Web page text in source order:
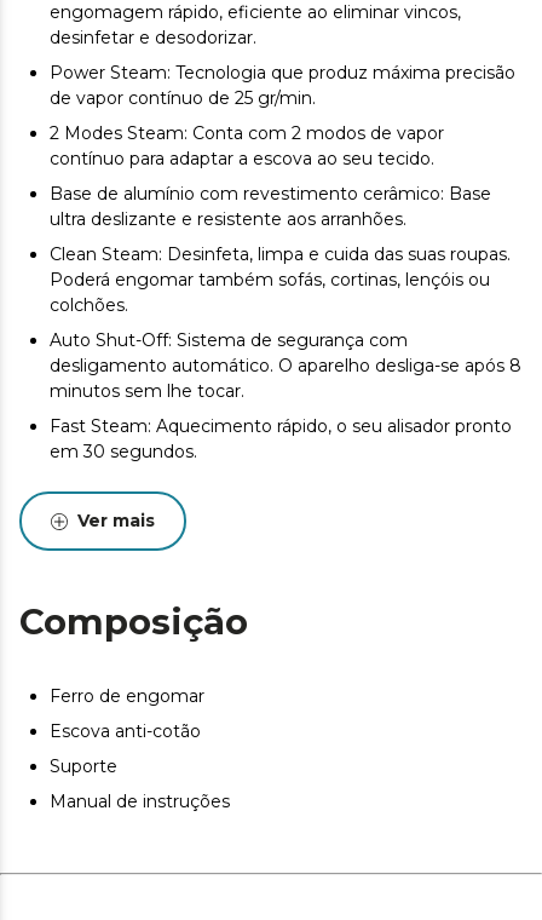
engomagem rápido, eficiente ao eliminar vincos,
desinfetar e desodorizar.
Power Steam: Tecnologia que produz máxima precisão
de vapor contínuo de 25 gr/min.
2 Modes Steam: Conta com 2 modos de vapor
contínuo para adaptar a escova ao seu tecido.
Base de alumínio com revestimento cerâmico: Base
ultra deslizante e resistente aos arranhões.
Clean Steam: Desinfeta, limpa e cuida das suas roupas.
Poderá engomar também sofás, cortinas, lençóis ou
colchões.
Auto Shut-Off: Sistema de segurança com
desligamento automático. O aparelho desliga-se após 8
minutos sem lhe tocar.
Fast Steam: Aquecimento rápido, o seu alisador pronto
em 30 segundos.
Clean Brush: Inclui uma escova de remoção de cotão
para preparar as suas peças de vestuário numa só
passagem.
Ver mais
Composição
Ferro de engomar
Escova anti-cotão
Suporte
Manual de instruções